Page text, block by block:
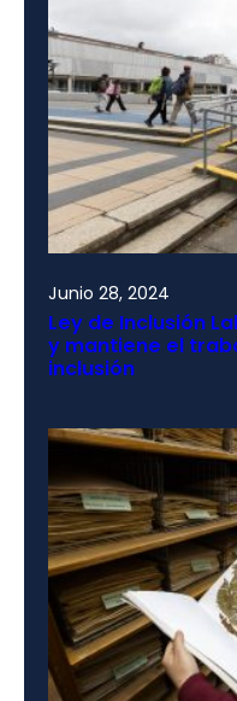
Junio 28, 2024
Ley de Inclusión
y mantiene el
inclusión